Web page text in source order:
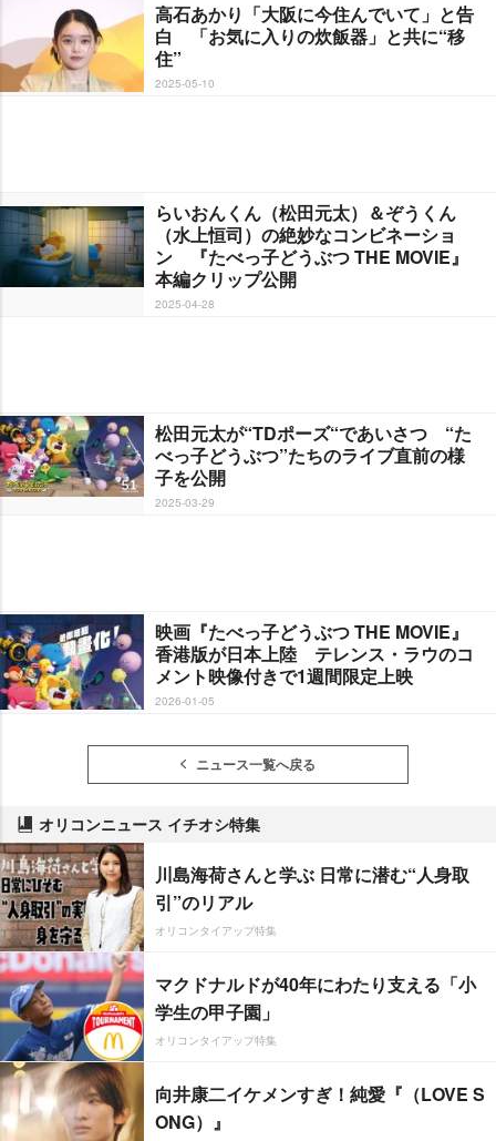
高石あかり「大阪に今住んでいて」と告
白 「お気に入りの炊飯器」と共に“移
住”
2025-05-10
らいおんくん（松田元太）＆ぞうくん
（水上恒司）の絶妙なコンビネーショ
ン 『たべっ子どうぶつ THE MOVIE』
本編クリップ公開
2025-04-28
松田元太が“TDポーズ“であいさつ “た
べっ子どうぶつ”たちのライブ直前の様
子を公開
2025-03-29
映画『たべっ子どうぶつ THE MOVIE』
香港版が日本上陸 テレンス・ラウのコ
メント映像付きで1週間限定上映
2026-01-05
ニュース一覧へ戻る
オリコンニュース イチオシ特集
川島海荷さんと学ぶ 日常に潜む“人身取
引”のリアル
オリコンタイアップ特集
マクドナルドが40年にわたり支える「小
学生の甲子園」
オリコンタイアップ特集
向井康二イケメンすぎ！純愛『（LOVE S
ONG）』